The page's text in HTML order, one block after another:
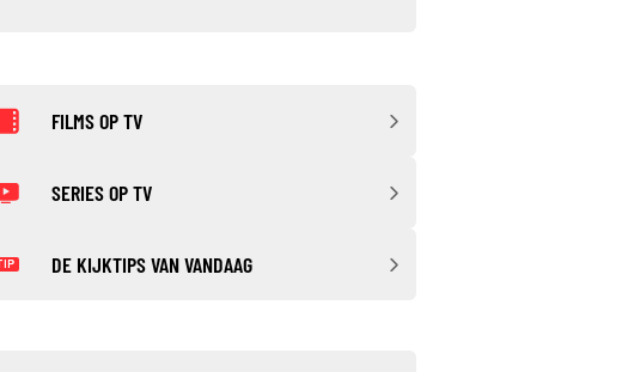
FILMS OP TV
SERIES OP TV
DE KIJKTIPS VAN VANDAAG